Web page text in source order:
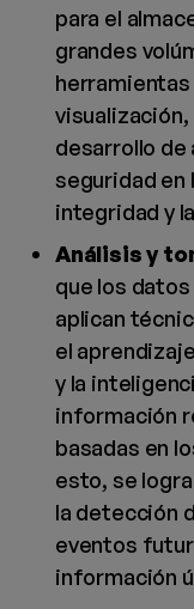
para el
grandes
herramientas
desarrollo de
seguridad en
integridad y
Análisis y
que los
aplican
el
y la
información
basadas en
esto, se
la detección
eventos
información